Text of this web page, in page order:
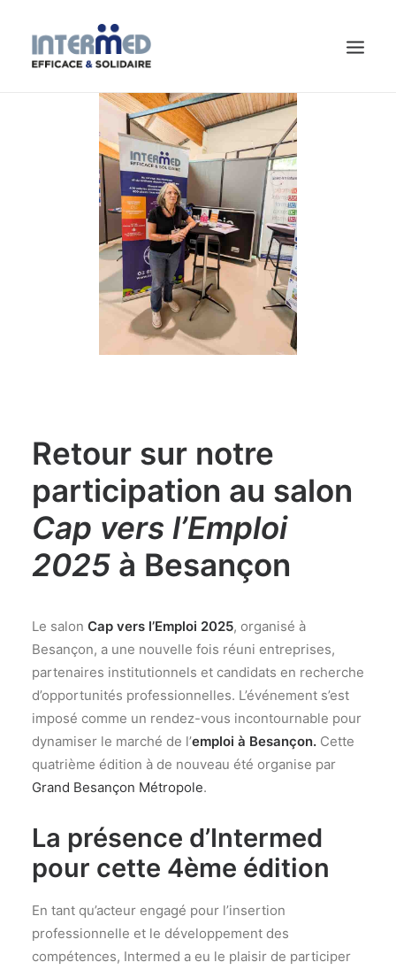
CHERCHEUR.E D’EMPLOI
CONTACT
ACTUALITÉS
QUI SOMMES-NOUS ?
PROFESSIONNELS
PARTICULIERS
Retour sur notre
participation au salon
Cap vers l’Emploi
2025 à Besançon
Le salon Cap vers l’Emploi 2025, organisé à
Besançon, a une nouvelle fois réuni entreprises,
partenaires institutionnels et candidats en recherche
d’opportunités professionnelles. L’événement s’est
imposé comme un rendez-vous incontournable pour
dynamiser le marché de l’emploi à Besançon. Cette
quatrième édition à de nouveau été organise par
Grand Besançon Métropole.
La présence d’Intermed
pour cette 4ème édition
En tant qu’acteur engagé pour l’insertion
professionnelle et le développement des
compétences, Intermed a eu le plaisir de participer